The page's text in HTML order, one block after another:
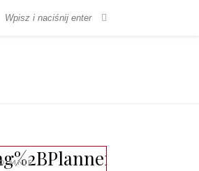
O MNIE